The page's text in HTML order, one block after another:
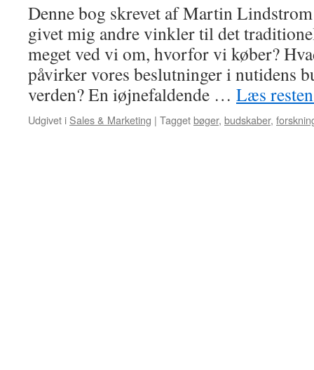
Denne bog skrevet af Martin
givet mig andre vinkler til det
meget ved vi om, hvorfor vi køber?
påvirker vores beslutninger i nutidens
verden? En iøjnefaldende … Læs
Udgivet i Sales & Marketing | Taggetbøger, budskaber,